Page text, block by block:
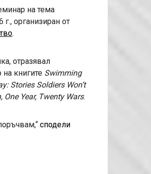
на тема
организиран от
.
отразявал
книгите Swimming
Stories Soldiers Won’t
One Year, Twenty Wars.
сподели